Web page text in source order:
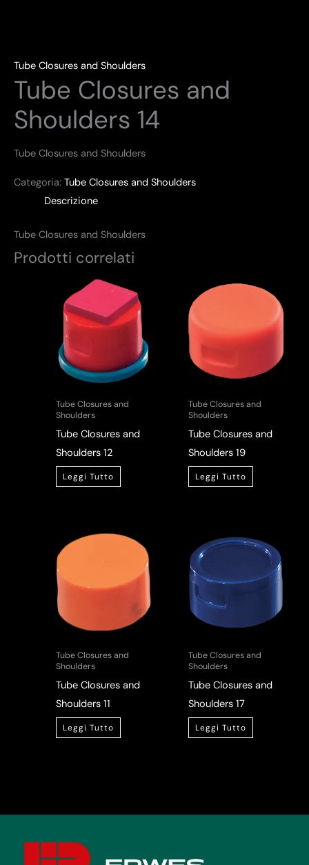
Tube Closures and Shoulders
Tube Closures and
Shoulders 14
Tube Closures and Shoulders
Categoria: Tube Closures and Shoulders
Descrizione
Tube Closures and Shoulders
Prodotti correlati
Tube Closures and
Shoulders
Tube Closures and
Shoulders 12
Leggi Tutto
Tube Closures and
Shoulders
Tube Closures and
Shoulders 19
Leggi Tutto
Tube Closures and
Shoulders
Tube Closures and
Shoulders 11
Leggi Tutto
Tube Closures and
Shoulders
Tube Closures and
Shoulders 17
Leggi Tutto